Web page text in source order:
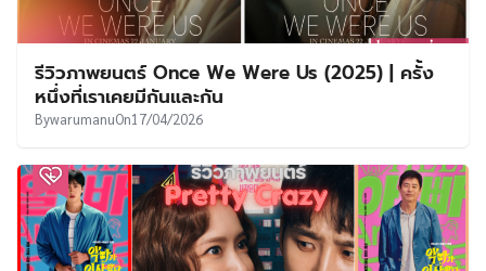
รีวิวภาพยนตร์ Once We Were Us (2025) | ครั้ง
หนึ่งที่เราเคยมีกันและกัน
BywarumanuOn17/04/2026